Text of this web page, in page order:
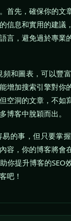
首先，確保你的文
信息和實用的建議
言，避免過於專業
和圖表，可以豐
增加搜索引擎對你
空洞的文章，不如
博客中脫穎而出。
的事，但只要掌
容，你的博客將會
你提升博客的SEO
吧！